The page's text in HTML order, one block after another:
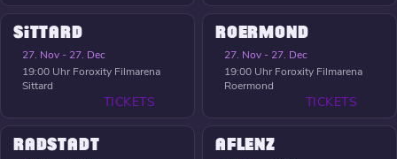
SITTARD
27. Nov - 27. Dec
19:00 Uhr Foroxity Filmarena
Sittard
TICKETS
ROERMOND
27. Nov - 27. Dec
19:00 Uhr Foroxity Filmarena
Roermond
TICKETS
RADSTADT AFLENZ